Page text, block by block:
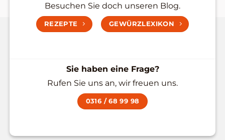
Besuchen Sie doch unseren Blog.
REZEPTE GEWÜRZLEXIKON
Sie haben eine Frage?
Rufen Sie uns an, wir freuen uns.
0316 / 68 99 98